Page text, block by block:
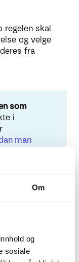
Om
og
sosiale
regelen skal
og velge
fra
som
i
man
Busy